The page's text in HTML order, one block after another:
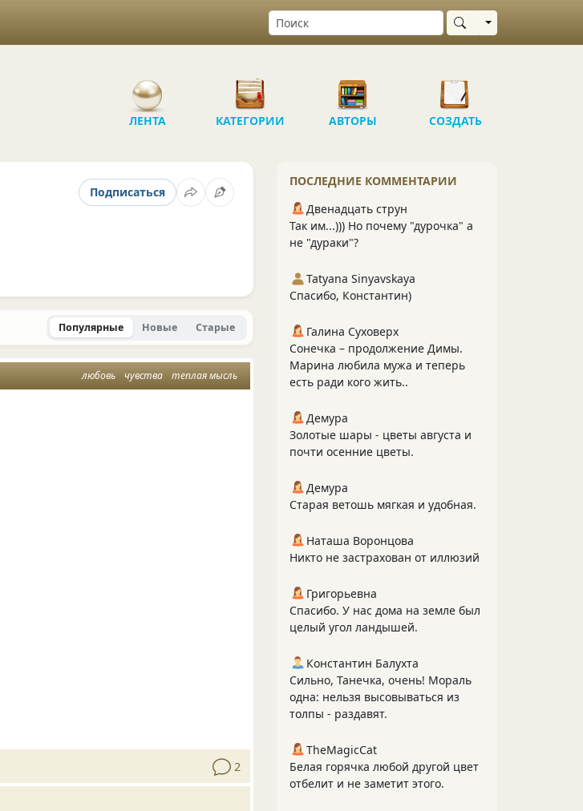
Выбрать область
ЛЕНТА КАТЕГОРИИ АВТОРЫ СОЗДАТЬ
Подписаться
Популярные Новые Старые
любовь чувства теплая мысль
2
ПОСЛЕДНИЕ КОММЕНТАРИИ
Двенадцать струн
Так им...))) Но почему "дурочка" а
не "дураки"?
Tatyana Sinyavskaya
Спасибо, Константин)
Галина Суховерх
Сонечка – продолжение Димы.
Марина любила мужа и теперь
есть ради кого жить..
Демура
Золотые шары - цветы августа и
почти осенние цветы.
Демура
Старая ветошь мягкая и удобная.
Наташа Воронцова
Никто не застрахован от иллюзий
Григорьевна
Спасибо. У нас дома на земле был
целый угол ландышей.
Константин Балухта
Сильно, Танечка, очень! Мораль
одна: нельзя высовываться из
толпы - раздавят.
TheMagicCat
Белая горячка любой другой цвет
отбелит и не заметит этого.